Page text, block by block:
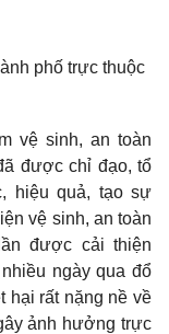
phố trực thuộc
vệ sinh, an toàn
được chỉ đạo, tổ
hiệu quả, tạo sự
vệ sinh, an toàn
được cải thiện
ngày qua đổ
hại rất nặng nề về
ảnh hưởng trực